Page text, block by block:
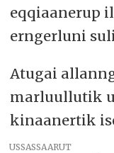
eqqiaanerup
erngerluni
Atugai
marluullutik
kinaanertik
USSASSAARUT